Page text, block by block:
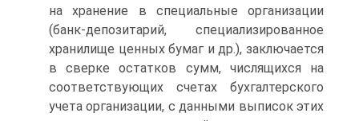
на хранение в специальные организации
(банк-депозитарий, специализированное
хранилище ценных бумаг и др.), заключается
в сверке остатков сумм, числящихся на
соответствующих счетах бухгалтерского
учета организации, с данными выписок этих